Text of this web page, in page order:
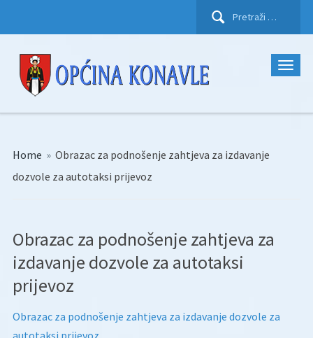
Pretraži:
Home » Obrazac za podnošenje zahtjeva za izdavanje
dozvole za autotaksi prijevoz
Obrazac za podnošenje zahtjeva za
izdavanje dozvole za autotaksi
prijevoz
Obrazac za podnošenje zahtjeva za izdavanje dozvole za
autotaksi prijevoz